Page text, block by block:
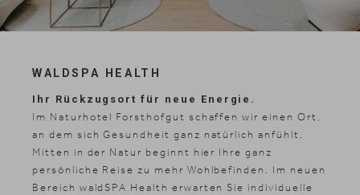
WALDSPA HEALTH
Ihr Rückzugsort für neue Energie.
Im Naturhotel Forsthofgut schaffen wir einen Ort,
an dem sich Gesundheit ganz natürlich anfühlt.
Mitten in der Natur beginnt hier Ihre ganz
persönliche Reise zu mehr Wohlbefinden. Im neuen
Bereich waldSPA Health erwarten Sie individuelle